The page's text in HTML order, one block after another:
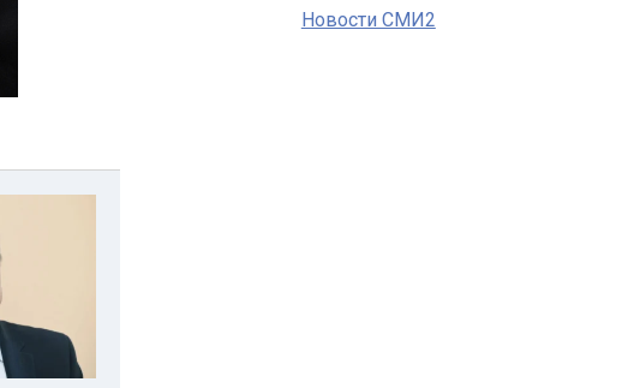
Новости СМИ2